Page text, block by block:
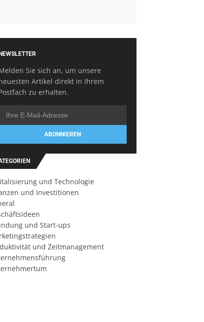
NEWSLETTER
Sie sich an, um unsere
Artikel direkt in Ihrem
zu erhalten.
ABONNIEREN
und Technologie
und Investitionen
und Start-ups
und Zeitmanagement